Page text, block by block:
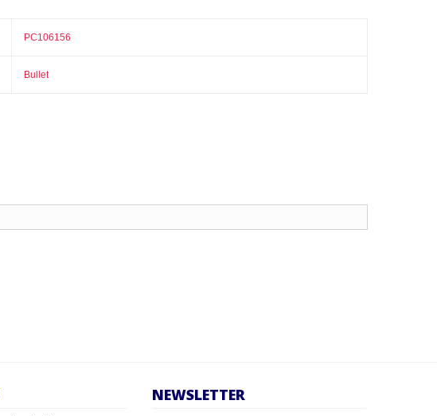
PC106156
Bullet
NEWSLETTER